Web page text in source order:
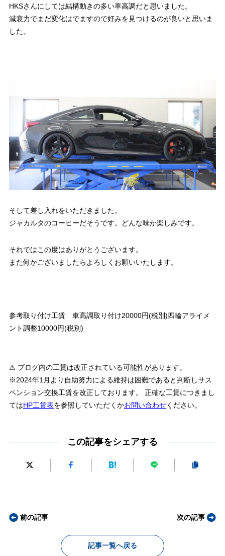
HKSさんにしては結構動きの多い車高調だと思いました。
減衰力でまだ変化はでますので好みを見つけるのが良いと思いま
した。
そして差し入れをいただきました。
ジャカルタのコーヒーだそうです。どんな味か楽しみです。
それではこの度はありがとうございます。
また何かございましたらよろしくお願いいたします。
参考取り付け工賃 車高調取り付け20000円(税別)四輪アライメ
ント調整10000円(税別)
⚠ ブログ内の工賃は改正されている可能性があります。
※2024年1月より自助努力による維持は困難であると判断しサス
ペンション交換工賃を改正しております。 正確な工賃につきまし
てはHP工賃表を参照していただくかお問い合わせください。
この記事をシェアする
前の記事
記事一覧へ戻る
次の記事